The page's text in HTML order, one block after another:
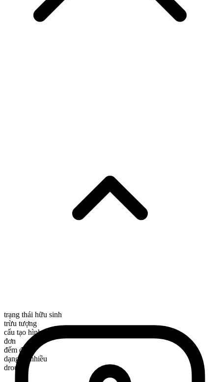
trạng thái hữu sinh
trừu tượng
cấu tạo hình thái
đơn
đếm được
dạng số nhiều
drouths